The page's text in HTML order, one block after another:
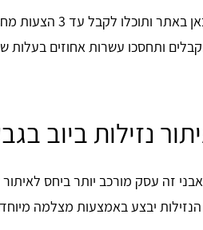
שלחו את הפרטים
ותחסכו עשרות אחוזים בעלות
נזילות ביוב
אבני זה עסק מורכב יותר ביחס
יבצע באמצעות מצלמה